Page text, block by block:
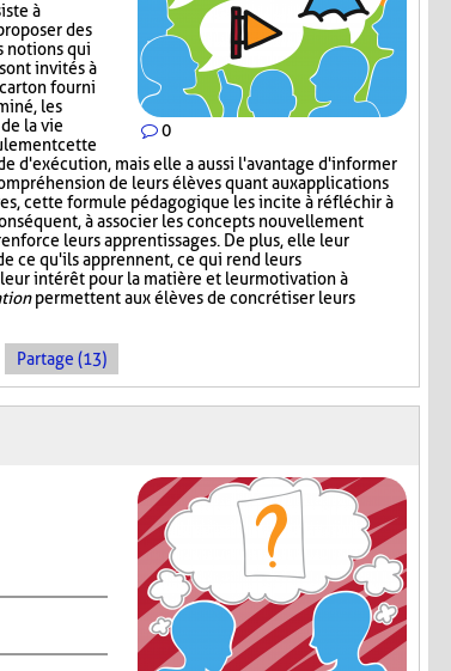
0
à
des
notions qui
invités à
fourni
les
la vie
cette
d'exécution, mais elle a aussi l'avantage d'informer
de leurs élèves quant aux applications
cette formule pédagogique les incite à réfléchir à
à associer les concepts nouvellement
leurs apprentissages. De plus, elle leur
ce qu'ils apprennent, ce qui rend leurs
intérêt pour la matière et leur motivation à
permettent aux élèves de concrétiser leurs
Partage (13)